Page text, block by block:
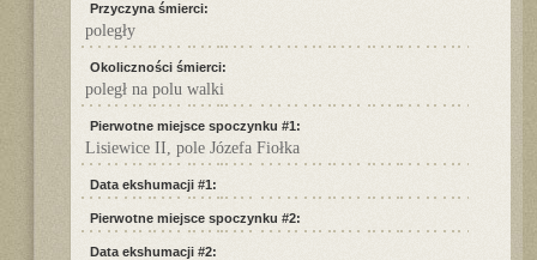
Przyczyna śmierci:
poległy
Okoliczności śmierci:
poległ na polu walki
Pierwotne miejsce spoczynku #1:
Lisiewice II, pole Józefa Fiołka
Data ekshumacji #1:
Pierwotne miejsce spoczynku #2:
Data ekshumacji #2: